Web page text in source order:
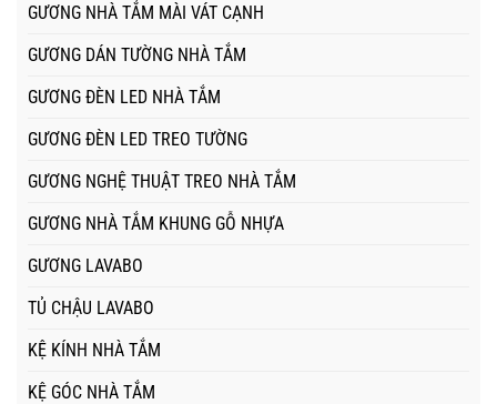
GƯƠNG NHÀ TẮM MÀI VÁT CẠNH
GƯƠNG DÁN TƯỜNG NHÀ TẮM
GƯƠNG ĐÈN LED NHÀ TẮM
GƯƠNG ĐÈN LED TREO TƯỜNG
GƯƠNG NGHỆ THUẬT TREO NHÀ TẮM
GƯƠNG NHÀ TẮM KHUNG GỖ NHỰA
GƯƠNG LAVABO
TỦ CHẬU LAVABO
KỆ KÍNH NHÀ TẮM
KỆ GÓC NHÀ TẮM